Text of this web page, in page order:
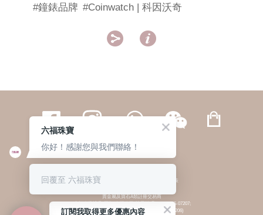
#鐘錶品牌 #Coinwatch | 科因沃奇
 
繁體 | 簡体
© 六福集團 版權所有 不得轉載 私隱政策
貴金屬及寶石A類註冊交易商
(六福企業禮品(國際)有限公司-註冊號碼:A-B-24-05-07207;
六福電子商貿有限公司-註冊號碼:A-B-24-05-07206)
訂閱我取得更多優惠內容
六福珠寶
你好！感謝您與我們聯絡！
回覆至 六福珠寶